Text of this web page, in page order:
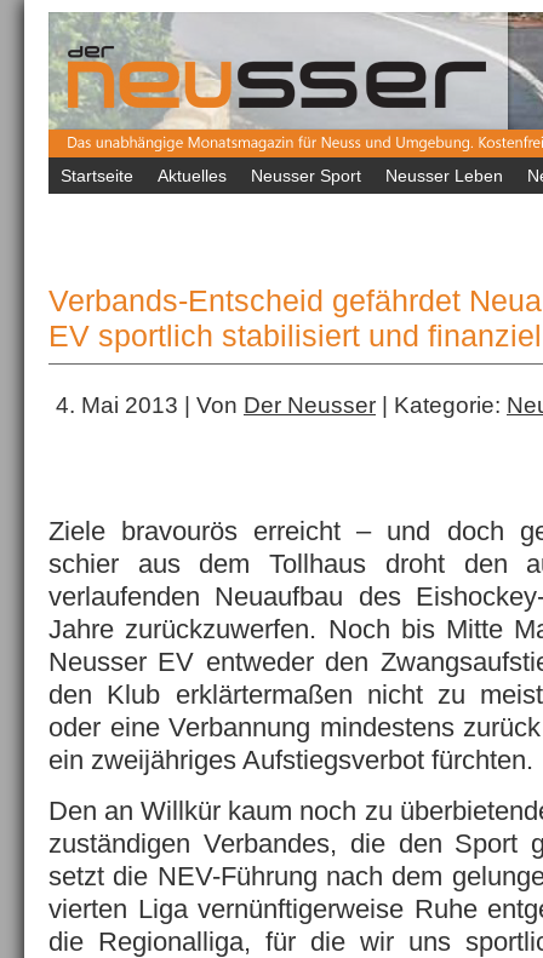
Startseite Aktuelles Neusser Sport Neusser Leben
Verbands-Entscheid gefährdet
EV sportlich stabilisiert und
4. Mai 2013 | Von Der Neusser | Kategorie:
Ziele bravourös erreicht – und doch
schier aus dem Tollhaus droht den
verlaufenden Neuaufbau des
Jahre zurückzuwerfen. Noch bis Mitte
Neusser EV entweder den
den Klub erklärtermaßen nicht zu
oder eine Verbannung mindestens
ein zweijähriges Aufstiegsverbot fürchten.
Den an Willkür kaum noch zu
zuständigen Verbandes, die den Sport
setzt die NEV-Führung nach dem
vierten Liga vernünftigerweise Ruhe
die Regionalliga, für die wir uns